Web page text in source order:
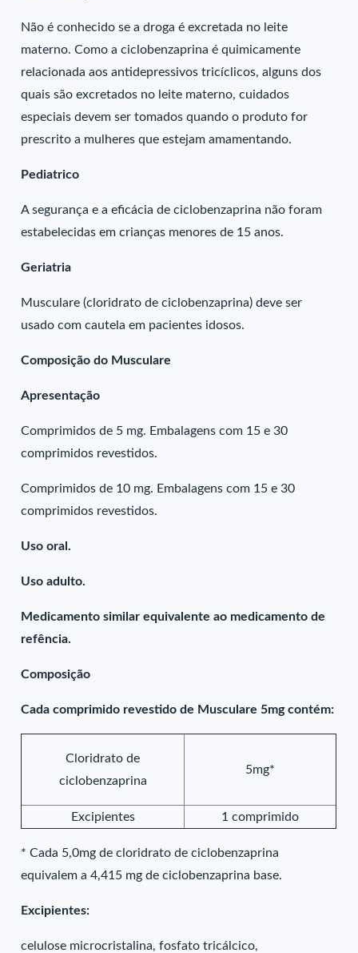
Não é conhecido se a droga é excretada no leite
materno. Como a ciclobenzaprina é quimicamente
relacionada aos antidepressivos tricíclicos, alguns dos
quais são excretados no leite materno, cuidados
especiais devem ser tomados quando o produto for
prescrito a mulheres que estejam amamentando.
Pediatrico
A segurança e a eficácia de ciclobenzaprina não foram
estabelecidas em crianças menores de 15 anos.
Geriatria
Musculare (cloridrato de ciclobenzaprina) deve ser
usado com cautela em pacientes idosos.
Composição do Musculare
Apresentação
Comprimidos de 5 mg. Embalagens com 15 e 30
comprimidos revestidos.
Comprimidos de 10 mg. Embalagens com 15 e 30
comprimidos revestidos.
Uso oral.
Uso adulto.
Medicamento similar equivalente ao medicamento de
refência.
Composição
Cada comprimido revestido de Musculare 5mg contém:
Cloridrato de
ciclobenzaprina
5mg*
Excipientes 1 comprimido
* Cada 5,0mg de cloridrato de ciclobenzaprina
equivalem a 4,415 mg de ciclobenzaprina base.
Excipientes:
celulose microcristalina, fosfato tricálcico,